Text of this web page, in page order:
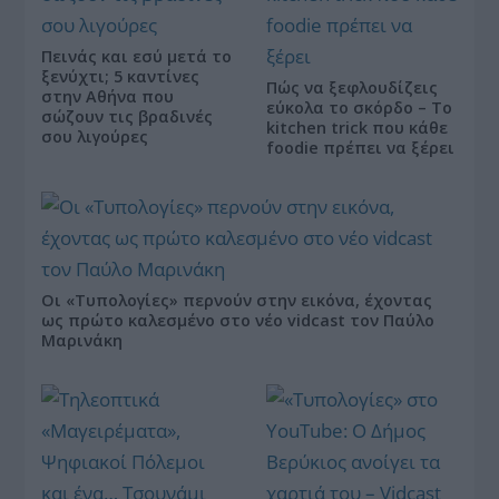
Πεινάς και εσύ μετά το
ξενύχτι; 5 καντίνες
στην Αθήνα που
σώζουν τις βραδινές
σου λιγούρες
Πώς να ξεφλουδίζεις
εύκολα το σκόρδο – Το
kitchen trick που κάθε
foodie πρέπει να ξέρει
Οι «Τυπολογίες» περνούν στην εικόνα, έχοντας
ως πρώτο καλεσμένο στο νέο vidcast τον Παύλο
Μαρινάκη